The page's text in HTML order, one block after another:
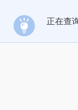
正在查